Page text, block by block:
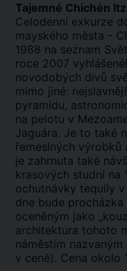
Tajemné Chichén
Celodenní exkurze
mayského města -
1988 na seznam
roce 2007
novodobých divů
mimo jiné:
pyramidu,
na pelotu v
Jaguára. Je to také
řemeslných výrobků
je zahrnuta také
krasových studní na
ochutnávky tequily
dne bude
oceněným jako
architektura tohoto
náměstím
v ceně). Cena okolo